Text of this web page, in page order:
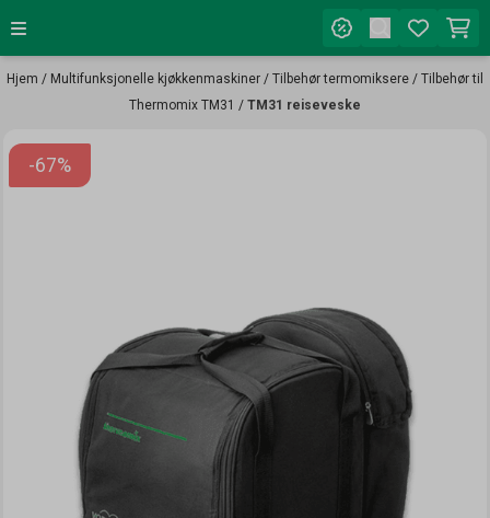
Hopp til innhold
Hjem / Multifunksjonelle kjøkkenmaskiner / Tilbehør termomiksere / Tilbehør til
Thermomix TM31 / TM31 reiseveske
-67%